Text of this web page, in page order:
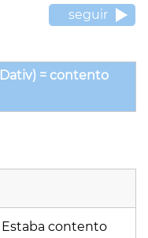
seguir
= contento
Estaba contento